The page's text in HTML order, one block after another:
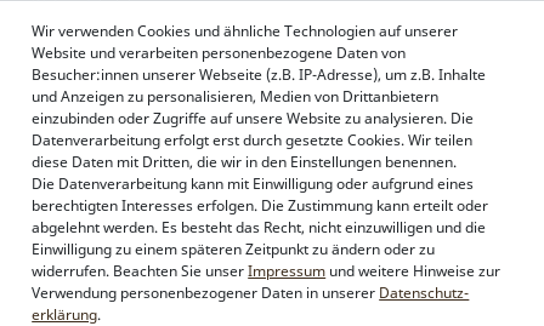
Zahlung & Lieferung
Datenschutz
AGB
Alpenflüstern
Philosophie
Händlerbereich
Firmenkunden
Sonderanfertigungen
Pressebereich
Kontakt & Impressum
Wir verwenden Cookies und ähnliche Technologien auf unserer
Website und verarbeiten personenbezogene Daten von
Besucher:innen unserer Webseite (z.B. IP-Adresse), um z.B. Inhalte
und Anzeigen zu personalisieren, Medien von Drittanbietern
einzubinden oder Zugriffe auf unsere Website zu analysieren. Die
Datenverarbeitung erfolgt erst durch gesetzte Cookies. Wir teilen
diese Daten mit Dritten, die wir in den Einstellungen benennen.
Die Datenverarbeitung kann mit Einwilligung oder aufgrund eines
berechtigten Interesses erfolgen. Die Zustimmung kann erteilt oder
abgelehnt werden. Es besteht das Recht, nicht einzuwilligen und die
Einwilligung zu einem späteren Zeitpunkt zu ändern oder zu
widerrufen. Beachten Sie unserImpressum und weitere Hinweise zur
Verwendung personenbezogener Daten in unserer Daten­schutz­
erklärung.